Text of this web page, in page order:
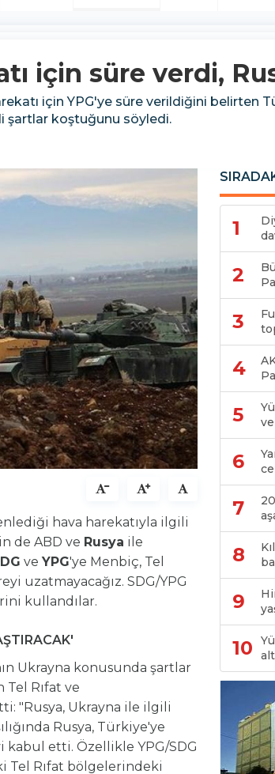
için süre verdi,
için YPG'ye süre verildiğini belirten
şartlar koştuğunu söyledi.
hava harekatıyla ilgili
de ABD ve Rusya ile
ve YPG'ye Menbiç, Tel
uzatmayacağız. SDG/YPG
kullandılar.
Ukrayna konusunda şartlar
Rıfat ve
"Rusya, Ukrayna ile ilgili
Rusya, Türkiye'ye
etti. Özellikle YPG/SDG
Tel Rıfat bölgelerindeki
1
2
3
4
5
6
7
8
9
10